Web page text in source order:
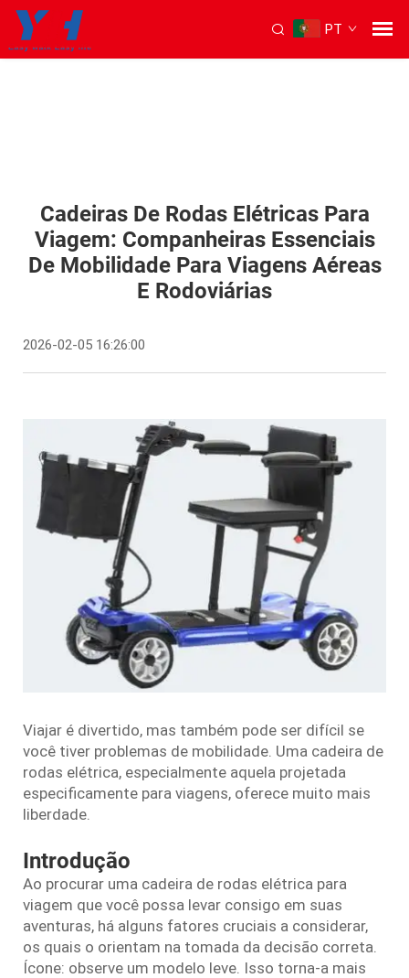
PT
Cadeiras De Rodas Elétricas Para
Viagem: Companheiras Essenciais
De Mobilidade Para Viagens Aéreas
E Rodoviárias
2026-02-05 16:26:00
Viajar é divertido, mas também pode ser difícil se
você tiver problemas de mobilidade. Uma cadeira de
rodas elétrica, especialmente aquela projetada
especificamente para viagens, oferece muito mais
liberdade.
Introdução
Ao procurar uma cadeira de rodas elétrica para
viagem que você possa levar consigo em suas
aventuras, há alguns fatores cruciais a considerar,
os quais o orientam na tomada da decisão correta.
Ícone: observe um modelo leve. Isso torna-a mais